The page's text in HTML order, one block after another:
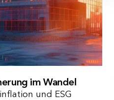
im Wandel
und ESG